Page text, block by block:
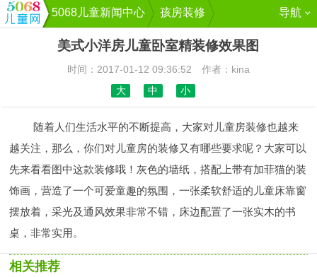
5068儿童新闻中心 孩房装修 导航
美式小洋房儿童卧室精装修效果图
时间：2017-01-12 09:36:52 作者：kina
大 中 小
随着人们生活水平的不断提高，大家对儿童房装修也越来
越关注，那么，你们对儿童房的装修又有哪些要求呢？大家可以
先来看看图中这款装修哦！灰色的墙纸，搭配上带有加菲猫的装
饰画，营造了一个可爱童趣的氛围，一张柔软舒适的儿童床靠窗
摆放着，采光及通风效果非常不错，床边配置了一张实木的书
桌，非常实用。
相关推荐